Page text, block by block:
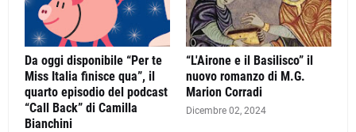
Da oggi disponibile “Per te
Miss Italia finisce qua”, il
quarto episodio del podcast
“Call Back” di Camilla
Bianchini
“L'Airone e il Basilisco” il
nuovo romanzo di M.G.
Marion Corradi
Dicembre 02, 2024